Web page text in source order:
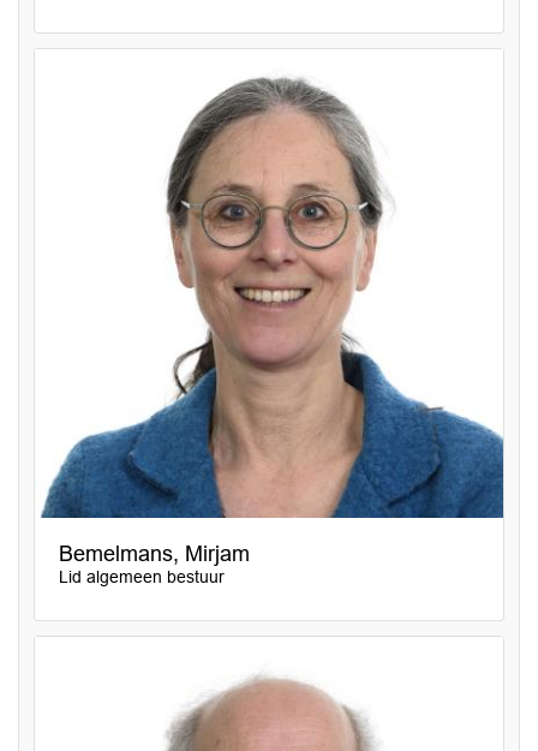
Bemelmans, Mirjam
Lid algemeen bestuur